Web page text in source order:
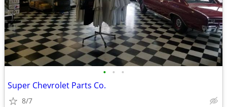
• • •
Super Chevrolet Parts Co.
8/7